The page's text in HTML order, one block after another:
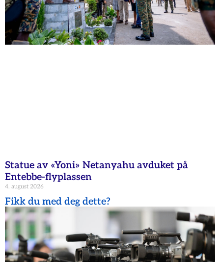
Statue av «Yoni» Netanyahu avduket på
Entebbe-flyplassen
4. august 2026
Fikk du med deg dette?